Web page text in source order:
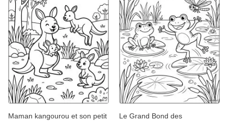
Maman kangourou et son petit
Le Grand Bond des